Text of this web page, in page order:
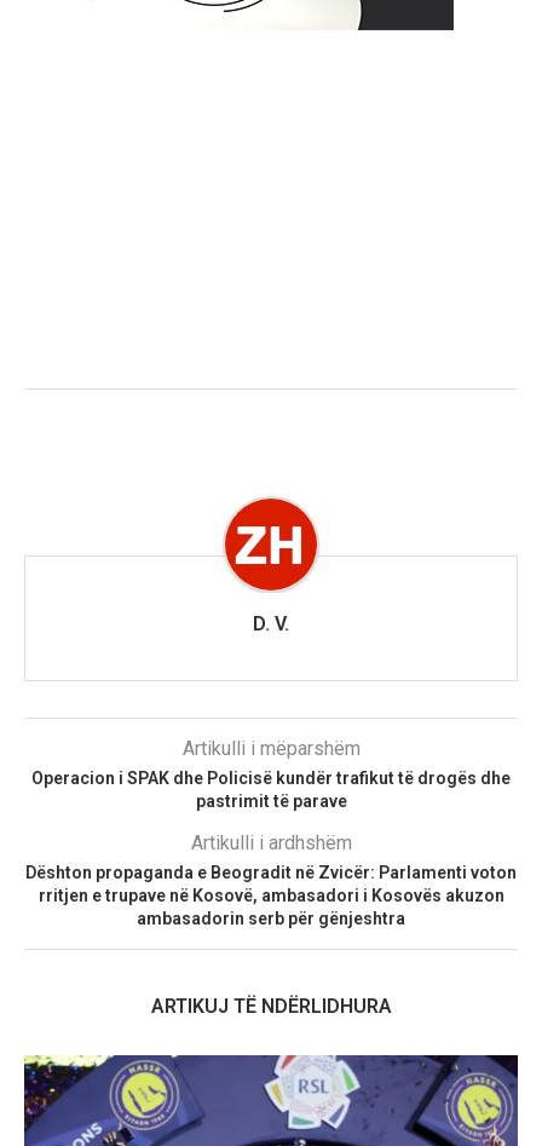
D. V.
Artikulli i mëparshëm
Operacion i SPAK dhe Policisë kundër trafikut të drogës dhe
pastrimit të parave
Artikulli i ardhshëm
Dështon propaganda e Beogradit në Zvicër: Parlamenti voton
rritjen e trupave në Kosovë, ambasadori i Kosovës akuzon
ambasadorin serb për gënjeshtra
ARTIKUJ TË NDËRLIDHURA